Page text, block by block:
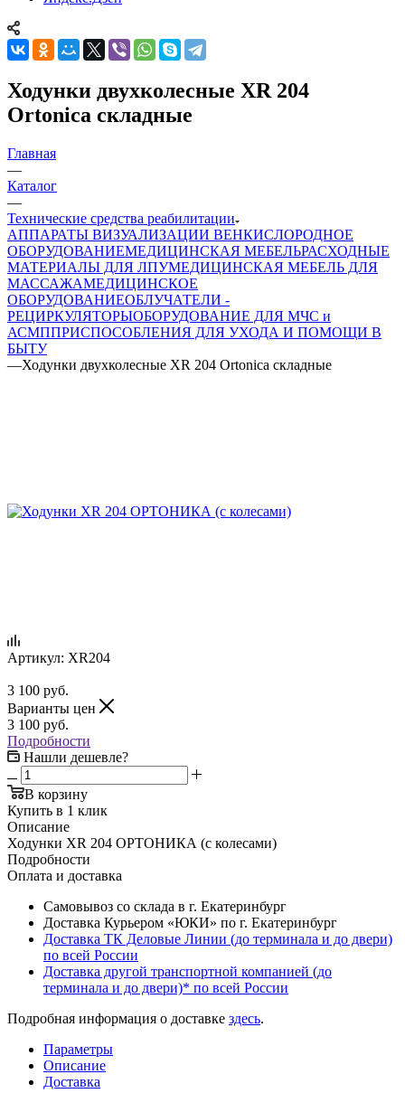
Ходунки двухколесные XR 204
Ortonica складные
Главная
—
Каталог
—
Технические средства реабилитации
АППАРАТЫ ВИЗУАЛИЗАЦИИ ВЕНКИСЛОРОДНОЕ
ОБОРУДОВАНИЕМЕДИЦИНСКАЯ МЕБЕЛЬРАСХОДНЫЕ
МАТЕРИАЛЫ ДЛЯ ЛПУМЕДИЦИНСКАЯ МЕБЕЛЬ ДЛЯ
МАССАЖАМЕДИЦИНСКОЕ
ОБОРУДОВАНИЕОБЛУЧАТЕЛИ -
РЕЦИРКУЛЯТОРЫОБОРУДОВАНИЕ ДЛЯ МЧС и
АСМППРИСПОСОБЛЕНИЯ ДЛЯ УХОДА И ПОМОЩИ В
БЫТУ
—Ходунки двухколесные XR 204 Ortonica складные
Артикул: XR204
3 100 руб.
Варианты цен
3 100 руб.
Подробности
Нашли дешевле?
В корзину
Купить в 1 клик
Описание
Ходунки XR 204 ОРТОНИКА (с колесами)
Подробности
Оплата и доставка
Самовывоз со склада в г. Екатеринбург
Доставка Курьером «ЮКИ» по г. Екатеринбург
Доставка ТК Деловые Линии (до терминала и до двери)
по всей России
Доставка другой транспортной компанией (до
терминала и до двери)* по всей России
Подробная информация о доставке здесь.
Параметры
Описание
Доставка